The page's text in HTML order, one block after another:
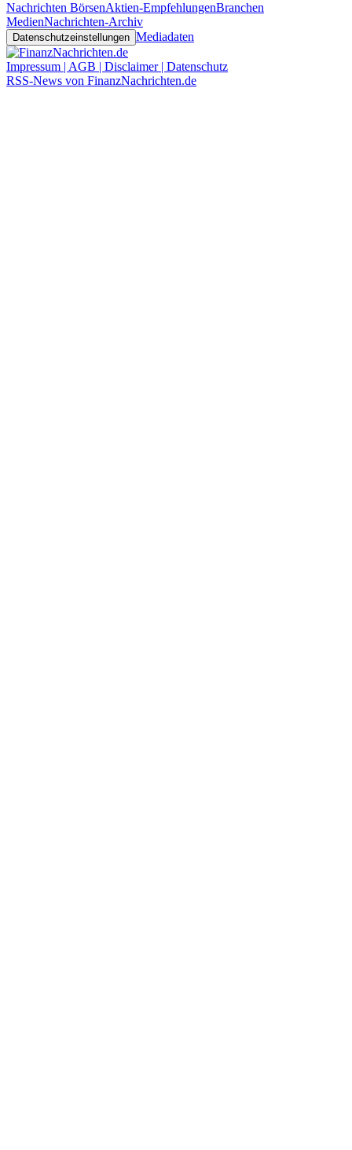
Nachrichten BörsenAktien-EmpfehlungenBranchen
MedienNachrichten-Archiv
Datenschutzeinstellungen Mediadaten
Impressum | AGB | Disclaimer | Datenschutz
RSS-News von FinanzNachrichten.de